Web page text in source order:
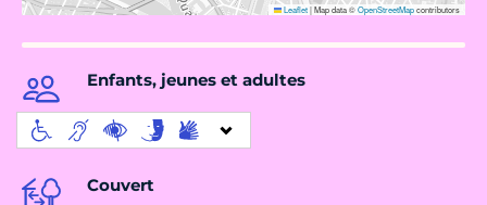
Leaflet|Map data ©OpenStreetMapcontributors
Enfants, jeunes et adultes
Couvert